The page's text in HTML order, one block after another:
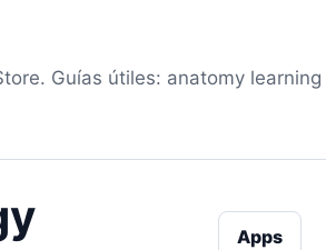
Guías útiles: anatomy
Apps